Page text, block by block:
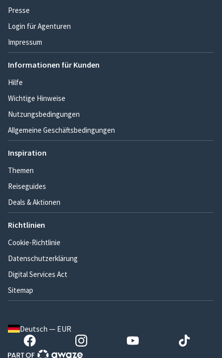
Presse
Login für Agenturen
Impressum
Informationen für Kunden
Hilfe
Wichtige Hinweise
Nutzungsbedingungen
Allgemeine Geschäftsbedingungen
Inspiration
Themen
Reiseguides
Deals & Aktionen
Richtlinien
Cookie-Richtlinie
Datenschutzerklärung
Digital Services Act
Sitemap
Deutsch — EUR